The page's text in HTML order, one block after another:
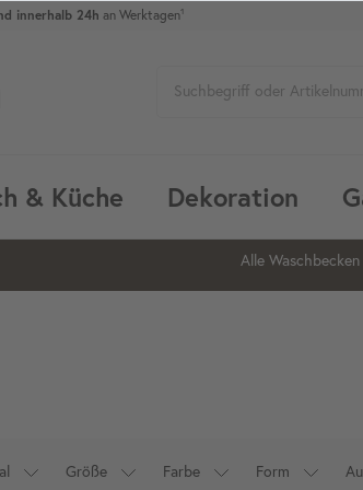
innerhalb 24h an Werktagen¹
& Küche Dekoration
Waschbecken
Größe Farbe Form